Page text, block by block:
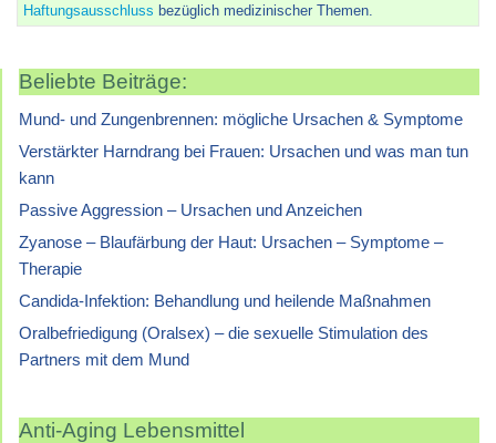
Haftungsausschluss bezüglich medizinischer Themen.
Beliebte Beiträge:
Mund- und Zungenbrennen: mögliche Ursachen & Symptome
Verstärkter Harndrang bei Frauen: Ursachen und was man tun
kann
Passive Aggression – Ursachen und Anzeichen
Zyanose – Blaufärbung der Haut: Ursachen – Symptome –
Therapie
Candida-Infektion: Behandlung und heilende Maßnahmen
Oralbefriedigung (Oralsex) – die sexuelle Stimulation des
Partners mit dem Mund
Anti-Aging Lebensmittel